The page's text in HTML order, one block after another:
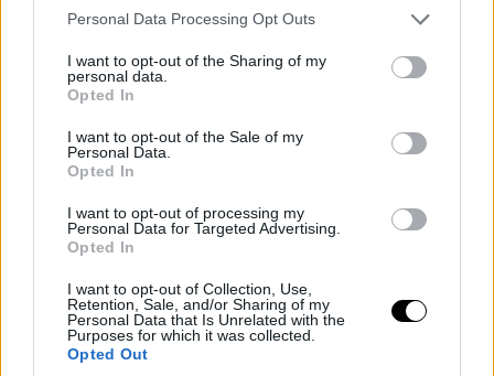
Please note that this website/app uses one or more Google
not limited to your visit or usage behaviour. You may click to
grant or deny consent to Google and its third-party tags to
use your data for below specified purposes in below Google
consent section.
Personal Data Processing Opt Outs
I want to opt-out of the Sharing of my
personal data.
Opted In
I want to opt-out of the Sale of my
Personal Data.
Opted In
I want to opt-out of processing my
Personal Data for Targeted Advertising.
Opted In
I want to opt-out of Collection, Use,
Retention, Sale, and/or Sharing of my
Personal Data that Is Unrelated with the
Purposes for which it was collected.
Opted Out